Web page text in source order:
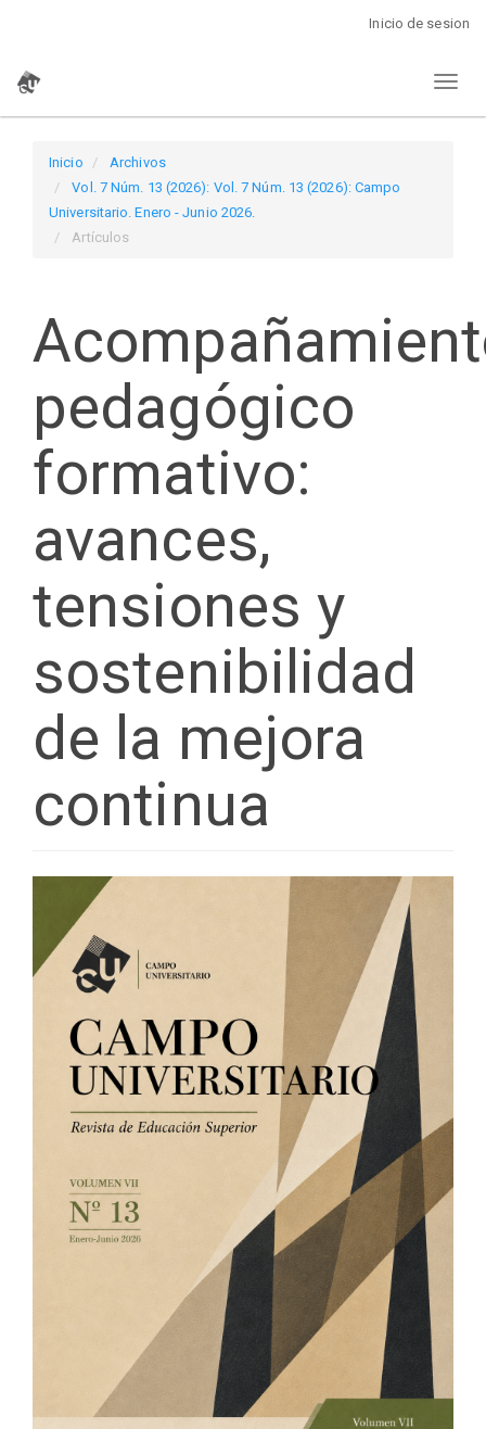
Inicio de sesion
Inicio
Archivos
Vol. 7 Núm. 13 (2026): Vol. 7 Núm. 13 (2026): Campo
Universitario. Enero - Junio 2026.
Artículos
pedagógico
formativo:
avances,
tensiones y
sostenibilidad
de la mejora
continua
Barra
lateral
del
artículo